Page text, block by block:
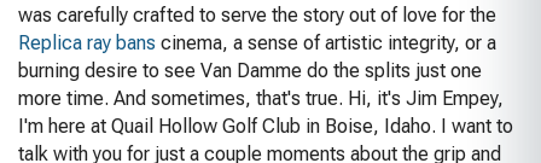
was carefully crafted to serve the story out of love for the
Replica ray bans cinema, a sense of artistic integrity, or a
burning desire to see Van Damme do the splits just one
more time. And sometimes, that's true. Hi, it's Jim Empey,
I'm here at Quail Hollow Golf Club in Boise, Idaho. I want to
talk with you for just a couple moments about the grip and